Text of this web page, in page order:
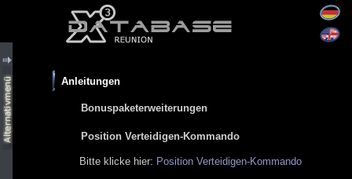
Anleitungen
Bonuspaketerweiterungen
Position Verteidigen-Kommando
Bitte klicke hier: Position Verteidigen-Kommando